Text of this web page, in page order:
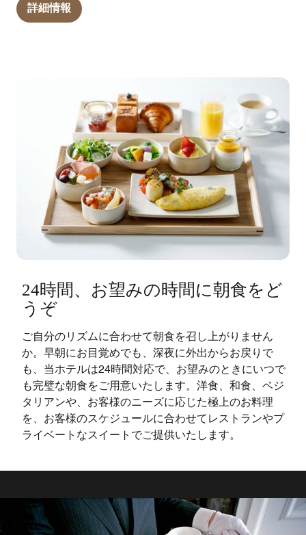
詳細情報
24時間、お望みの時間に朝食をど
うぞ
ご自分のリズムに合わせて朝食を召し上がりません
か。早朝にお目覚めでも、深夜に外出からお戻りで
も、当ホテルは24時間対応で、お望みのときにいつで
も完璧な朝食をご用意いたします。洋食、和食、ベジ
タリアンや、お客様のニーズに応じた極上のお料理
を、お客様のスケジュールに合わせてレストランやプ
ライベートなスイートでご提供いたします。